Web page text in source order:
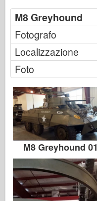
Icm
Italeri
Leggenda
Tamiya
Tristar
Trombettista
Zvezda
Album-Foto
Passeggiare
Libri
Dvd
M8 Greyhound
Fotografo
Localizzazione
Foto
M8 Greyhound 01